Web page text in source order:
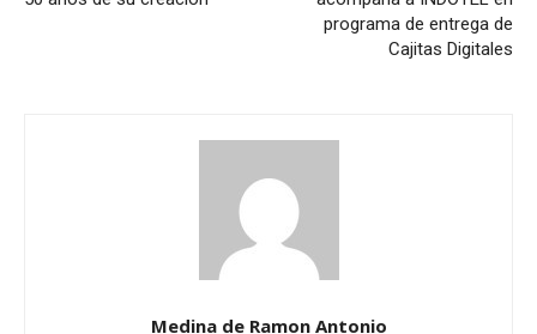
programa de entrega de
Cajitas Digitales
Medina de Ramon Antonio